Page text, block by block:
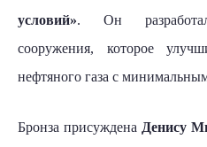
условий». Он
сооружения, которое
нефтяного газа с
Бронза присуждена Денису